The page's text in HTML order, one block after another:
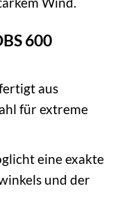
600
aus
für extreme
eine exakte
und der